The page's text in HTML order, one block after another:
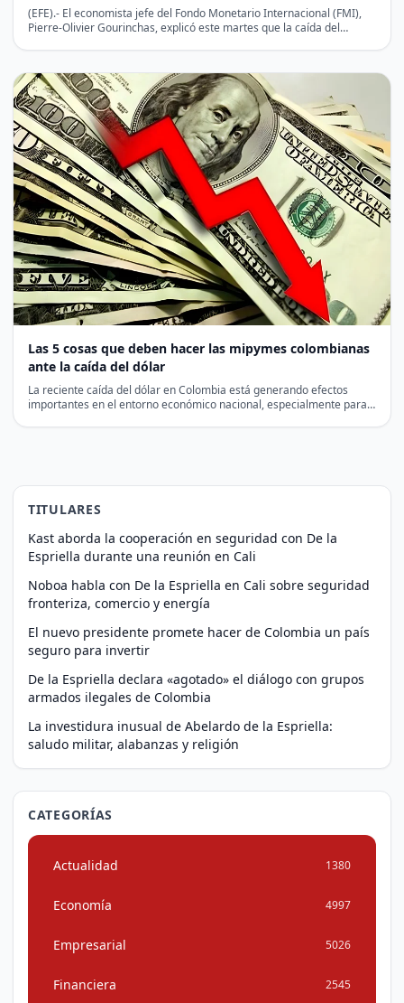
(EFE).- El economista jefe del Fondo Monetario Internacional (FMI),
Pierre-Olivier Gourinchas, explicó este martes que la caída del…
Las 5 cosas que deben hacer las mipymes colombianas
ante la caída del dólar
La reciente caída del dólar en Colombia está generando efectos
importantes en el entorno económico nacional, especialmente para…
TITULARES
Kast aborda la cooperación en seguridad con De la
Espriella durante una reunión en Cali
Noboa habla con De la Espriella en Cali sobre seguridad
fronteriza, comercio y energía
El nuevo presidente promete hacer de Colombia un país
seguro para invertir
De la Espriella declara «agotado» el diálogo con grupos
armados ilegales de Colombia
La investidura inusual de Abelardo de la Espriella:
saludo militar, alabanzas y religión
CATEGORÍAS
Actualidad 1380
Economía 4997
Empresarial 5026
Financiera 2545